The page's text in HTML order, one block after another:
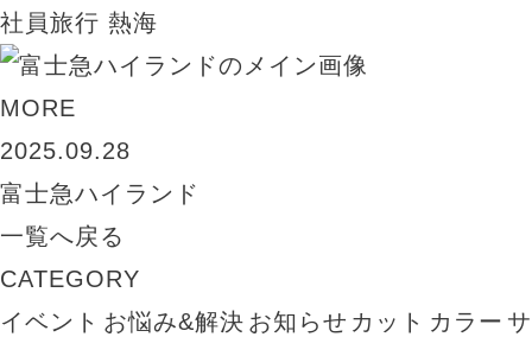
社員旅行 熱海
MORE
2025.09.28
富士急ハイランド
一覧へ戻る
CATEGORY
イベント お悩み&解決 お知らせ カット カラー